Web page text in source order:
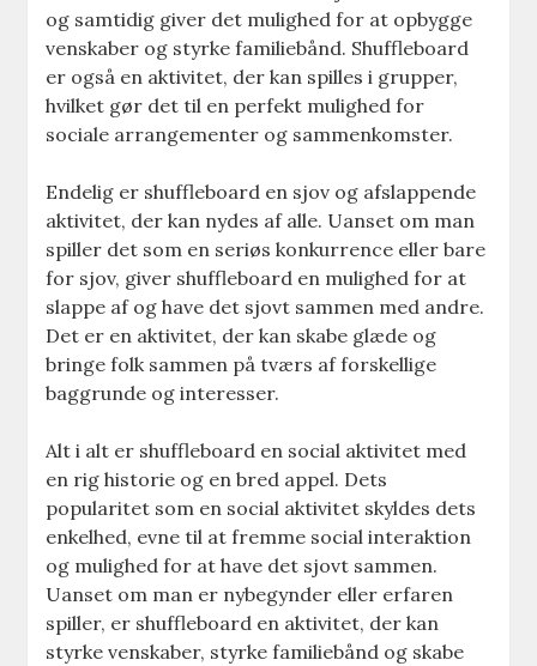
og samtidig giver det mulighed for at opbygge
venskaber og styrke familiebånd. Shuffleboard
er også en aktivitet, der kan spilles i grupper,
hvilket gør det til en perfekt mulighed for
sociale arrangementer og sammenkomster.
Endelig er shuffleboard en sjov og afslappende
aktivitet, der kan nydes af alle. Uanset om man
spiller det som en seriøs konkurrence eller bare
for sjov, giver shuffleboard en mulighed for at
slappe af og have det sjovt sammen med andre.
Det er en aktivitet, der kan skabe glæde og
bringe folk sammen på tværs af forskellige
baggrunde og interesser.
Alt i alt er shuffleboard en social aktivitet med
en rig historie og en bred appel. Dets
popularitet som en social aktivitet skyldes dets
enkelhed, evne til at fremme social interaktion
og mulighed for at have det sjovt sammen.
Uanset om man er nybegynder eller erfaren
spiller, er shuffleboard en aktivitet, der kan
styrke venskaber, styrke familiebånd og skabe